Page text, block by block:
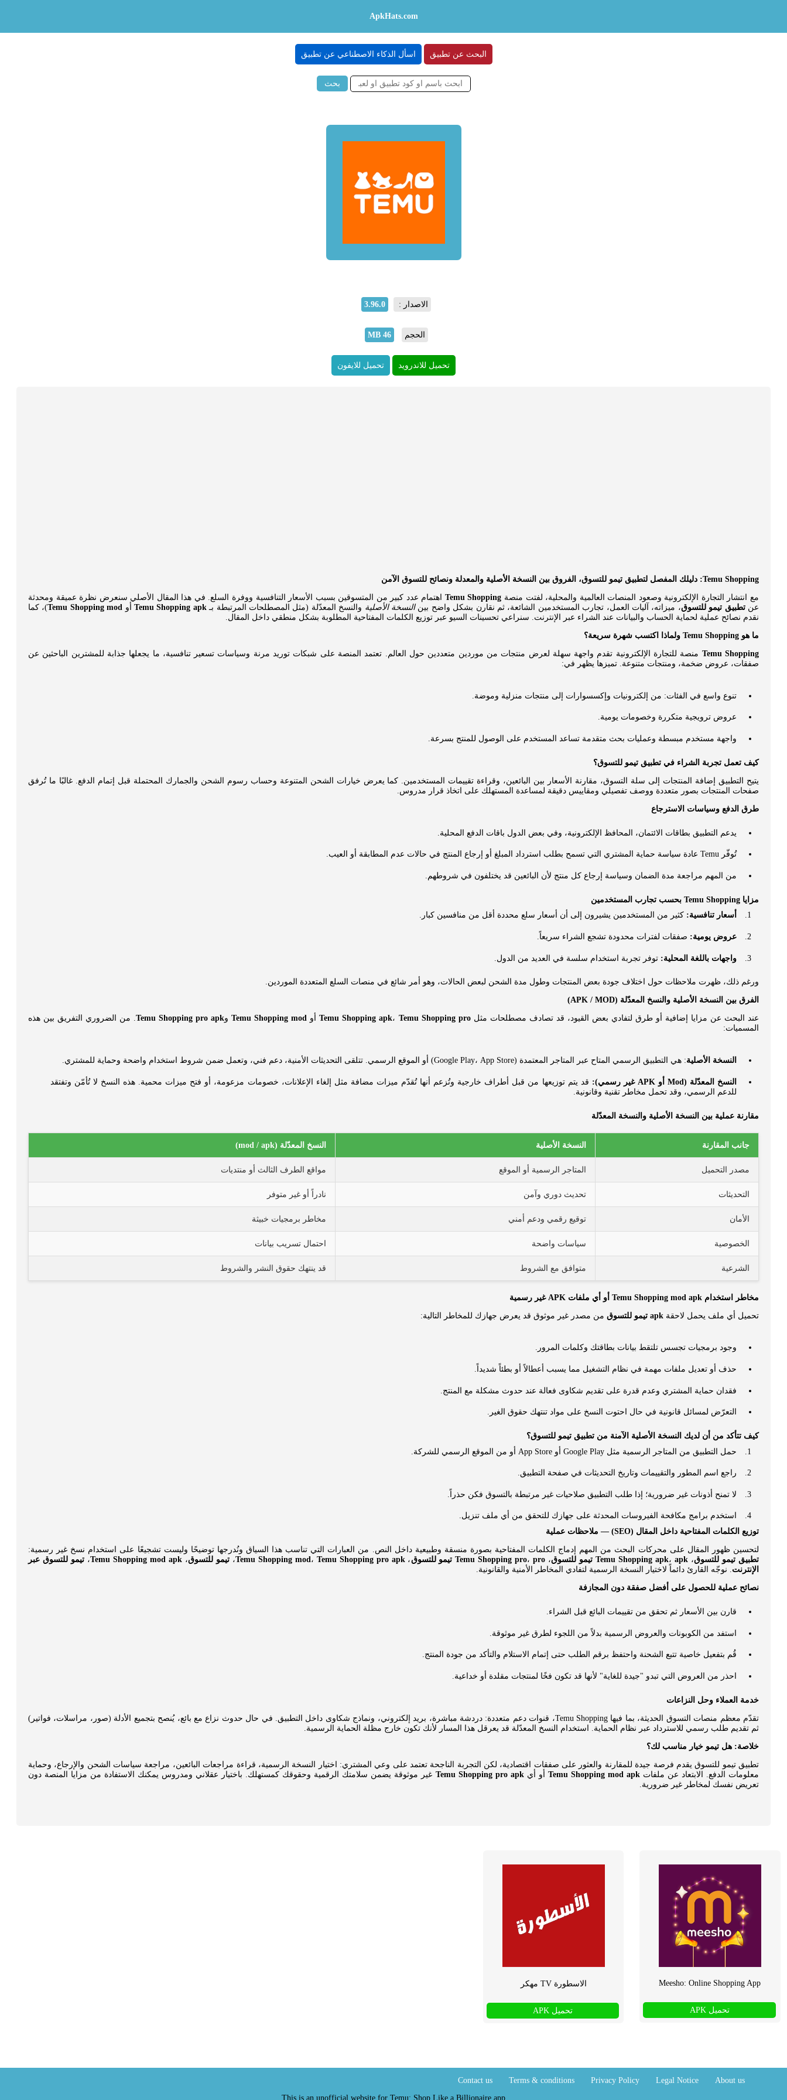
ApkHats.com
البحث عن تطبيق اسأل الذكاء الاصطناعي عن تطبيق
بحث
الاصدار : 3.96.0
الحجم 46 MB
تحميل للاندرويد تحميل للايفون
Temu Shopping: دليلك المفصل لتطبيق تيمو للتسوق، الفروق بين النسخة الأصلية والمعدلة ونصائح للتسوق الآمن
مع انتشار التجارة الإلكترونية وصعود المنصات العالمية والمحلية، لفتت منصة Temu Shopping اهتمام عدد كبير من المتسوقين بسبب الأسعار التنافسية ووفرة السلع. في هذا المقال الأصلي سنعرض نظرة عميقة ومحدثة
عنتطبيق تيمو للتسوق، ميزاته، آليات العمل، تجارب المستخدمين الشائعة، ثم نقارن بشكل واضح بينالنسخة الأصلية والنسخ المعدّلة (مثل المصطلحات المرتبطة بـTemu Shopping apkأو Temu Shopping mod)، كما
نقدم نصائح عملية لحماية الحساب والبيانات عند الشراء عبر الإنترنت. سنراعي تحسينات السيو عبر توزيع الكلمات المفتاحية المطلوبة بشكل منطقي داخل المقال.
ما هو Temu Shopping ولماذا اكتسب شهرة سريعة؟
Temu Shopping منصة للتجارة الإلكترونية تقدم واجهة سهلة لعرض منتجات من موردين متعددين حول العالم. تعتمد المنصة على شبكات توريد مرنة وسياسات تسعير تنافسية، ما يجعلها جذابة للمشترين الباحثين عن
صفقات، عروض ضخمة، ومنتجات متنوعة. تميزها يظهر في:
تنوع واسع في الفئات: من إلكترونيات وإكسسوارات إلى منتجات منزلية وموضة.
عروض ترويجية متكررة وخصومات يومية.
واجهة مستخدم مبسطة وعمليات بحث متقدمة تساعد المستخدم على الوصول للمنتج بسرعة.
كيف تعمل تجربة الشراء في تطبيق تيمو للتسوق؟
يتيح التطبيق إضافة المنتجات إلى سلة التسوق، مقارنة الأسعار بين البائعين، وقراءة تقييمات المستخدمين. كما يعرض خيارات الشحن المتنوعة وحساب رسوم الشحن والجمارك المحتملة قبل إتمام الدفع. غالبًا ما تُرفق
صفحات المنتجات بصور متعددة ووصف تفصيلي ومقاييس دقيقة لمساعدة المستهلك على اتخاذ قرار مدروس.
طرق الدفع وسياسات الاسترجاع
يدعم التطبيق بطاقات الائتمان، المحافظ الإلكترونية، وفي بعض الدول باقات الدفع المحلية.
تُوفّر Temu عادة سياسة حماية المشتري التي تسمح بطلب استرداد المبلغ أو إرجاع المنتج في حالات عدم المطابقة أو العيب.
من المهم مراجعة مدة الضمان وسياسة إرجاع كل منتج لأن البائعين قد يختلفون في شروطهم.
مزايا Temu Shopping بحسب تجارب المستخدمين
أسعار تنافسية: كثير من المستخدمين يشيرون إلى أن أسعار سلع محددة أقل من منافسين كبار.
عروض يومية: صفقات لفترات محدودة تشجع الشراء سريعاً.
واجهات باللغة المحلية: توفر تجربة استخدام سلسة في العديد من الدول.
ورغم ذلك، ظهرت ملاحظات حول اختلاف جودة بعض المنتجات وطول مدة الشحن لبعض الحالات، وهو أمر شائع في منصات السلع المتعددة الموردين.
الفرق بين النسخة الأصلية والنسخ المعدّلة (APK / MOD)
عند البحث عن مزايا إضافية أو طرق لتفادي بعض القيود، قد تصادف مصطلحات مثل Temu Shopping apk، Temu Shopping pro أو Temu Shopping modوTemu Shopping pro apk. من الضروري التفريق بين هذه
المسميات:
النسخة الأصلية: هي التطبيق الرسمي المتاح عبر المتاجر المعتمدة (Google Play، App Store) أو الموقع الرسمي. تتلقى التحديثات الأمنية، دعم فني، وتعمل ضمن شروط استخدام واضحة وحماية للمشتري.
النسخ المعدّلة (Mod أو APK غير رسمي):
قد يتم توزيعها من قبل أطراف خارجية وتُزعم أنها تُقدّم ميزات مضافة مثل إلغاء الإعلانات، خصومات مزعومة، أو فتح ميزات محمية. هذه النسخ لا تُأمّن وتفتقد
للدعم الرسمي، وقد تحمل مخاطر تقنية وقانونية.
مقارنة عملية بين النسخة الأصلية والنسخة المعدّلة
جانب المقارنة النسخة الأصلية النسخ المعدّلة (mod / apk)
مصدر التحميل المتاجر الرسمية أو الموقع مواقع الطرف الثالث أو منتديات
التحديثات تحديث دوري وآمن نادراً أو غير متوفر
الأمان توقيع رقمي ودعم أمني مخاطر برمجيات خبيثة
الخصوصية سياسات واضحة احتمال تسريب بيانات
الشرعية متوافق مع الشروط قد ينتهك حقوق النشر والشروط
مخاطر استخدام Temu Shopping mod apk أو أي ملفات APK غير رسمية
تحميل أي ملف يحمل لاحقة apk تيمو للتسوق من مصدر غير موثوق قد يعرض جهازك للمخاطر التالية:
وجود برمجيات تجسس تلتقط بيانات بطاقتك وكلمات المرور.
حذف أو تعديل ملفات مهمة في نظام التشغيل مما يسبب أعطالاً أو بطئاً شديداً.
فقدان حماية المشتري وعدم قدرة على تقديم شكاوى فعالة عند حدوث مشكلة مع المنتج.
التعرّض لمسائل قانونية في حال احتوت النسخ على مواد تنتهك حقوق الغير.
كيف تتأكد من أن لديك النسخة الأصلية الآمنة من تطبيق تيمو للتسوق؟
حمل التطبيق من المتاجر الرسمية مثل Google Play أو App Store أو من الموقع الرسمي للشركة.
راجع اسم المطور والتقييمات وتاريخ التحديثات في صفحة التطبيق.
لا تمنح أذونات غير ضرورية؛ إذا طلب التطبيق صلاحيات غير مرتبطة بالتسوق فكن حذراً.
استخدم برامج مكافحة الفيروسات المحدثة على جهازك للتحقق من أي ملف تنزيل.
توزيع الكلمات المفتاحية داخل المقال (SEO) — ملاحظات عملية
لتحسين ظهور المقال على محركات البحث من المهم إدماج الكلمات المفتاحية بصورة منسقة وطبيعية داخل النص. من العبارات التي تناسب هذا السياق ونُدرجها توضيحًا وليست تشجيعًا على استخدام نسخ غير رسمية:
تطبيق تيمو للتسوق، Temu Shopping apk،apk تيمو للتسوق ، Temu Shopping pro،pro تيمو للتسوق ، Temu Shopping mod، Temu Shopping pro apk ،تيمو للتسوق،Temu Shopping mod apk،تيمو للتسوق عبر
الإنترنت. نوجّه القارئ دائماً لاختيار النسخة الرسمية لتفادي المخاطر الأمنية والقانونية.
نصائح عملية للحصول على أفضل صفقة دون المجازفة
قارن بين الأسعار ثم تحقق من تقييمات البائع قبل الشراء.
استفد من الكوبونات والعروض الرسمية بدلاً من اللجوء لطرق غير موثوقة.
قُم بتفعيل خاصية تتبع الشحنة واحتفظ برقم الطلب حتى إتمام الاستلام والتأكد من جودة المنتج.
احذر من العروض التي تبدو "جيدة للغاية" لأنها قد تكون فخًا لمنتجات مقلدة أو خداعية.
خدمة العملاء وحل النزاعات
تقدّم معظم منصات التسوق الحديثة، بما فيها Temu Shopping، قنوات دعم متعددة: دردشة مباشرة، بريد إلكتروني، ونماذج شكاوى داخل التطبيق. في حال حدوث نزاع مع بائع، يُنصح بتجميع الأدلة (صور، مراسلات، فواتير)
ثم تقديم طلب رسمي للاسترداد عبر نظام الحماية. استخدام النسخ المعدّلة قد يعرقل هذا المسار لأنك تكون خارج مظلة الحماية الرسمية.
خلاصة: هل تيمو خيار مناسب لك؟
تطبيق تيمو للتسوق يقدم فرصة جيدة للمقارنة والعثور على صفقات اقتصادية، لكن التجربة الناجحة تعتمد على وعي المشتري: اختيار النسخة الرسمية، قراءة مراجعات البائعين، مراجعة سياسات الشحن والإرجاع، وحماية
معلومات الدفع. الابتعاد عن ملفاتTemu Shopping mod apk أو أيTemu Shopping pro apk غير موثوقة يضمن سلامتك الرقمية وحقوقك كمستهلك. باختيار عقلاني ومدروس يمكنك الاستفادة من مزايا المنصة دون
تعريض نفسك لمخاطر غير ضرورية.
Meesho: Online Shopping App
تحميل APK
الاسطورة TV مهكر
تحميل APK
About us
Legal Notice
Privacy Policy
Terms & conditions
Contact us
This is an unofficial website for Temu: Shop Like a Billionaire app